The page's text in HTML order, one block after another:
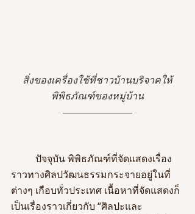
สิ่งของเครื่องใช้ที่ชาวบ้านบริจาคให้
พิพิธภัณฑ์ของหมู่บ้าน
ราวทางศิลปวัฒนธรรมกระจายอยู่ในที่
ต่างๆ เกือบทั่วประเทศ เนื้อหาที่จัดแสดงก็
เป็นเรื่องราวเกี่ยวกับ “ศิลปะและ